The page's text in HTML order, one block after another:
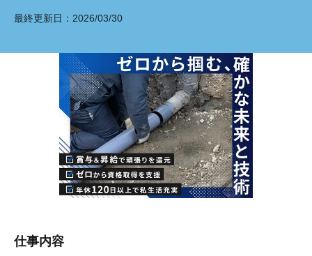
最終更新日： 2026/03/30
仕事内容